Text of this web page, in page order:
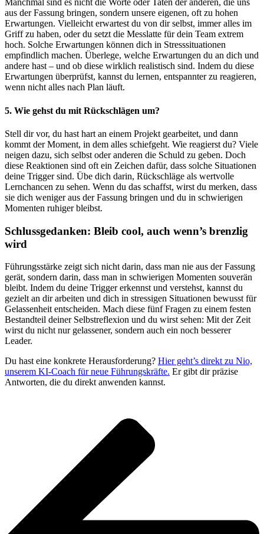
Manchmal sind es nicht die Worte oder Taten der anderen, die uns
aus der Fassung bringen, sondern unsere eigenen, oft zu hohen
Erwartungen. Vielleicht erwartest du von dir selbst, immer alles im
Griff zu haben, oder du setzt die Messlatte für dein Team extrem
hoch. Solche Erwartungen können dich in Stresssituationen
empfindlich machen. Überlege, welche Erwartungen du an dich und
andere hast – und ob diese wirklich realistisch sind. Indem du diese
Erwartungen überprüfst, kannst du lernen, entspannter zu reagieren,
wenn nicht alles nach Plan läuft.
5. Wie gehst du mit Rückschlägen um?
Stell dir vor, du hast hart an einem Projekt gearbeitet, und dann
kommt der Moment, in dem alles schiefgeht. Wie reagierst du? Viele
neigen dazu, sich selbst oder anderen die Schuld zu geben. Doch
diese Reaktionen sind oft ein Zeichen dafür, dass solche Situationen
deine Trigger sind. Übe dich darin, Rückschläge als wertvolle
Lernchancen zu sehen. Wenn du das schaffst, wirst du merken, dass
sie dich weniger aus der Fassung bringen und du in schwierigen
Momenten ruhiger bleibst.
Schlussgedanken: Bleib cool, auch wenn’s brenzlig
wird
Führungsstärke zeigt sich nicht darin, dass man nie aus der Fassung
gerät, sondern darin, dass man in schwierigen Momenten souverän
bleibt. Indem du deine Trigger erkennst und verstehst, kannst du
gezielt an dir arbeiten und dich in stressigen Situationen bewusst für
Gelassenheit entscheiden. Mach diese fünf Fragen zu einem festen
Bestandteil deiner Selbstreflexion und du wirst sehen: Mit der Zeit
wirst du nicht nur gelassener, sondern auch ein noch besserer
Leader.
Du hast eine konkrete Herausforderung? Hier geht’s direkt zu Nio,
unserem KI-Coach für neue Führungskräfte. Er gibt dir präzise
Antworten, die du direkt anwenden kannst.